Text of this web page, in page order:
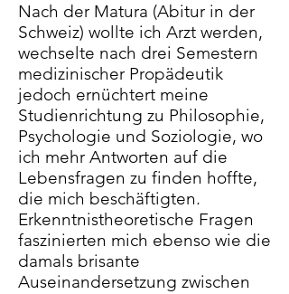
Nach der Matura (Abitur in der
Schweiz) wollte ich Arzt werden,
wechselte nach drei Semestern
medizinischer Propädeutik
jedoch ernüchtert meine
Studienrichtung zu Philosophie,
Psychologie und Soziologie, wo
ich mehr Antworten auf die
Lebensfragen zu finden hoffte,
die mich beschäftigten.
Erkenntnistheoretische Fragen
faszinierten mich ebenso wie die
damals brisante
Auseinandersetzung zwischen